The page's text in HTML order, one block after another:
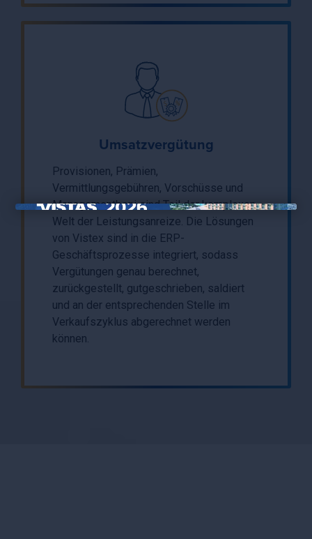
Umsatzvergütung
Provisionen, Prämien,
Vermittlungsgebühren, Vorschüsse und
Managementboni sind Teil der komplexen
Welt der Leistungsanreize. Die Lösungen
von Vistex sind in die ERP-
Geschäftsprozesse integriert, sodass
Vergütungen genau berechnet,
zurückgestellt, gutgeschrieben, saldiert
und an der entsprechenden Stelle im
Verkaufszyklus abgerechnet werden
können.